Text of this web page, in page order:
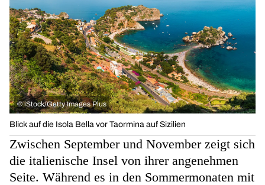
© iStock/Getty Images Plus
Blick auf die Isola Bella vor Taormina auf Sizilien
Zwischen September und November zeigt sich
die italienische Insel von ihrer angenehmen
Seite. Während es in den Sommermonaten mit